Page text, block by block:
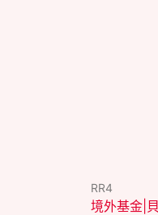
RR4
境外基金